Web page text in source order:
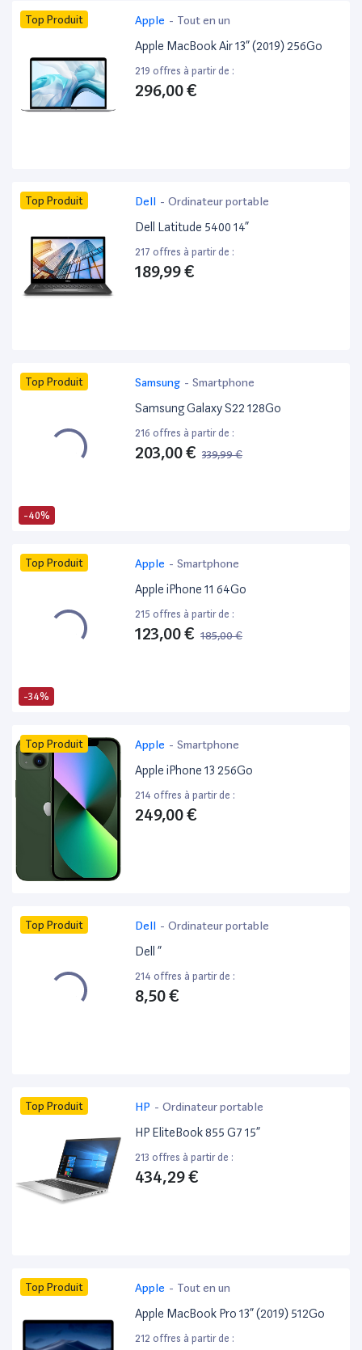
Top Produit Apple - Tout en un
Apple MacBook Air 13” (2019) 256Go
219 offres à partir de :
296,00 €
Top Produit Dell - Ordinateur portable
Dell Latitude 5400 14”
217 offres à partir de :
189,99 €
-40%
Top Produit Samsung - Smartphone
Samsung Galaxy S22 128Go
216 offres à partir de :
203,00 € 339,99 €
-34%
Top Produit Apple - Smartphone
Apple iPhone 11 64Go
215 offres à partir de :
123,00 € 185,00 €
Top Produit Apple - Smartphone
Apple iPhone 13 256Go
214 offres à partir de :
249,00 €
Top Produit Dell - Ordinateur portable
Dell ”
214 offres à partir de :
8,50 €
Top Produit HP - Ordinateur portable
HP EliteBook 855 G7 15”
213 offres à partir de :
434,29 €
Top Produit Apple - Tout en un
Apple MacBook Pro 13” (2019) 512Go
212 offres à partir de :